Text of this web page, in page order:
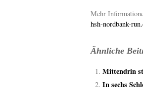
Mehr
hsh-nordbank-
Ähnliche
Mittendrin
In sechs